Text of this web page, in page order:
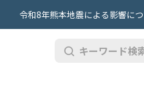
令和8年熊本地震による影響に